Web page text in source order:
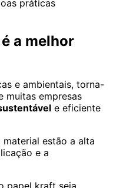
práticas
a melhor
e ambientais, torna-
muitas empresas
e eficiente
estão a alta
e a
papel kraft seja